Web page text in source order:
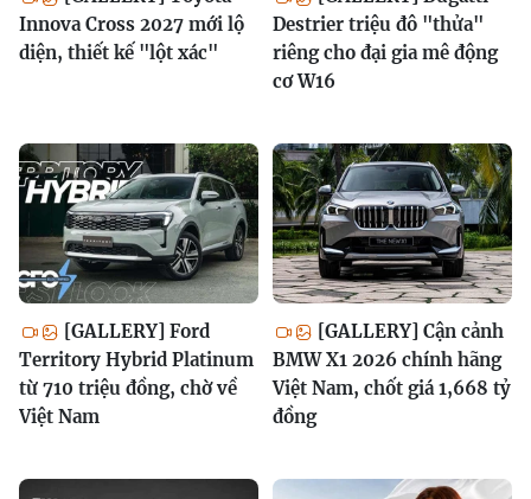
Innova Cross 2027 mới lộ
diện, thiết kế "lột xác"
Destrier triệu đô "thửa"
riêng cho đại gia mê động
cơ W16
[GALLERY] Ford
Territory Hybrid Platinum
từ 710 triệu đồng, chờ về
Việt Nam
[GALLERY] Cận cảnh
BMW X1 2026 chính hãng
Việt Nam, chốt giá 1,668 tỷ
đồng